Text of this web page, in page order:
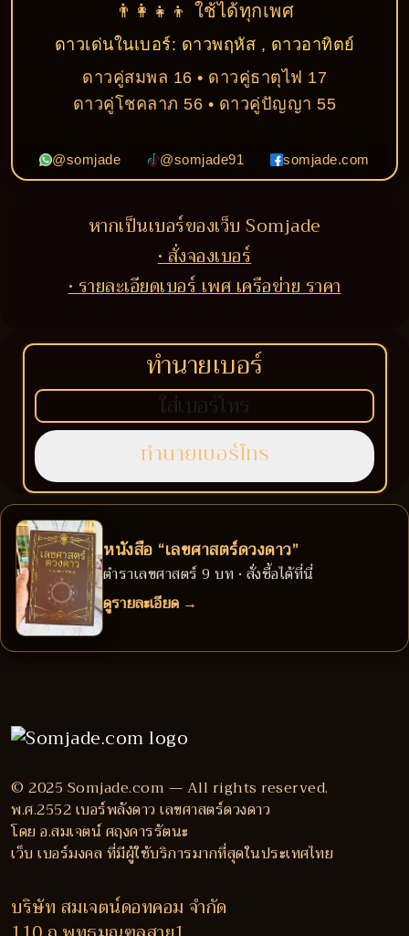
👨‍👩‍👧‍👦 ใช้ได้ทุกเพศ
ดาวเด่นในเบอร์: ดาวพฤหัส , ดาวอาทิตย์
ดาวคู่สมพล 16 • ดาวคู่ธาตุไฟ 17
ดาวคู่โชคลาภ 56 • ดาวคู่ปัญญา 55
@somjade @somjade91 somjade.com
หากเป็นเบอร์ของเว็บ Somjade
• สั่งจองเบอร์
• รายละเอียดเบอร์ เพศ เครือข่าย ราคา
ทำนายเบอร์
หนังสือ “เลขศาสตร์ดวงดาว”
ตำราเลขศาสตร์ 9 บท • สั่งซื้อได้ที่นี่
ดูรายละเอียด →
© 2025 Somjade.com — All rights reserved.
พ.ศ.2552 เบอร์พลังดาว เลขศาสตร์ดวงดาว
โดย อ.สมเจตน์ ศฤงคารรัตนะ
เว็บ เบอร์มงคล ที่มีผู้ใช้บริการมากที่สุดในประเทศไทย
บริษัท สมเจตน์ดอทคอม จำกัด